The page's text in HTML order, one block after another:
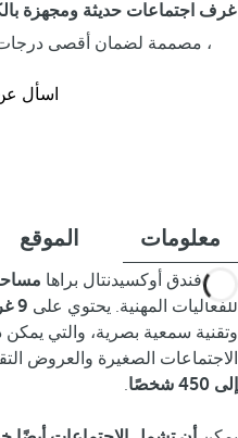
غرف اجتماعات حديثة ومجهزة
، مصممة لضمان أقصى درجات
اسأل
معلومات الموقع
يوفر فندق أوكسيدنتال براها
للفعاليات المهنية. يحتوي على 9 غرف اجتماعات
وتقنية سمعية بصرية، والتي يمكن
الاجتماعات الصغيرة والعروض
إلى 450 شخصًا
.